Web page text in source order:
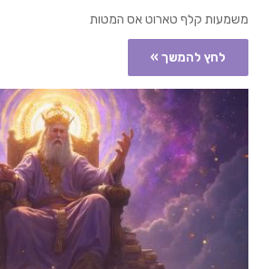
משמעות קלף טארוט אס המטות
לחץ להמשך »